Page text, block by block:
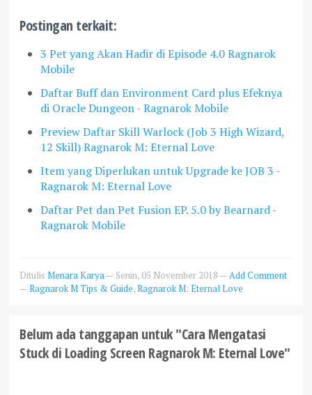
Postingan terkait:
3 Pet yang Akan Hadir di Episode 4.0 Ragnarok
Mobile
Daftar Buff dan Environment Card plus Efeknya
di Oracle Dungeon - Ragnarok Mobile
Preview Daftar Skill Warlock (Job 3 High Wizard,
12 Skill) Ragnarok M: Eternal Love
Item yang Diperlukan untuk Upgrade ke JOB 3 -
Ragnarok M: Eternal Love
Daftar Pet dan Pet Fusion EP. 5.0 by Bearnard -
Ragnarok Mobile
Ditulis Menara Karya— Senin, 05 November 2018 —Add Comment
—Ragnarok M Tips & Guide,Ragnarok M: Eternal Love
Belum ada tanggapan untuk "Cara Mengatasi
Stuck di Loading Screen Ragnarok M: Eternal Love"